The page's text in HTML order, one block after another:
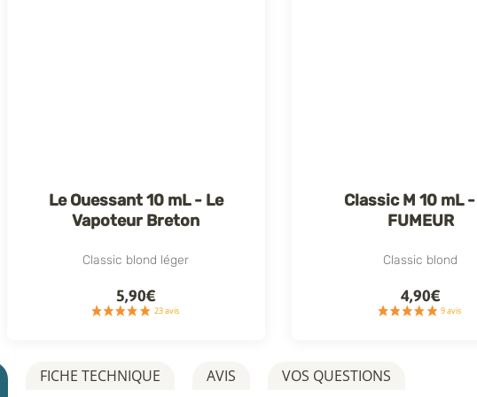
Le Ouessant 10 mL - Le
Vapoteur Breton
Classic blond léger
5,90€
Classic M 10 mL
FUMEUR
Classic blond
4,90€
FICHE TECHNIQUE AVIS VOS QUESTIONS